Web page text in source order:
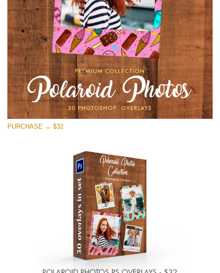
Large 6000*4000px
ดาวน์โหลดฟรี
PURCHASE → $32